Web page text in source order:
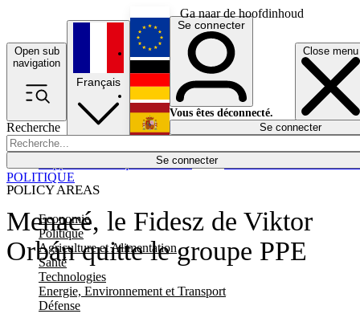
Ga naar de hoofdinhoud
Open sub
navigation
Close menu
Recherche
Se connecter
POLICY AREAS
Economie
Politique
Agriculture et Alimentation
Santé
Technologies
Energie, Environnement et Transport
Défense
Économie
Français
English
Deutsch
Español
Se connecter
Vous êtes déconnecté.
Se connecter
Menacé, le Fidesz de Viktor
Orbán quitte le groupe PPE
POLITIQUE